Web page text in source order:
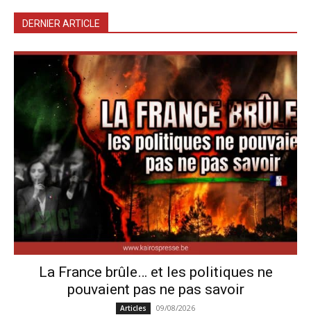
DERNIER ARTICLE
La France brûle… et les politiques ne
pouvaient pas ne pas savoir
Articles 09/08/2026